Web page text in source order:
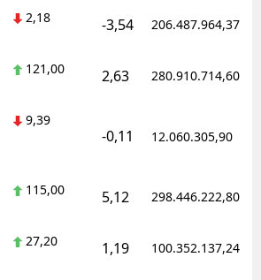
Yalova
Karabük
Osmaniye
2,18 -3,54 206.487.964,37
121,00 2,63 280.910.714,60
9,39
-0,11 12.060.305,90
115,00 5,12 298.446.222,80
27,20 1,19 100.352.137,24